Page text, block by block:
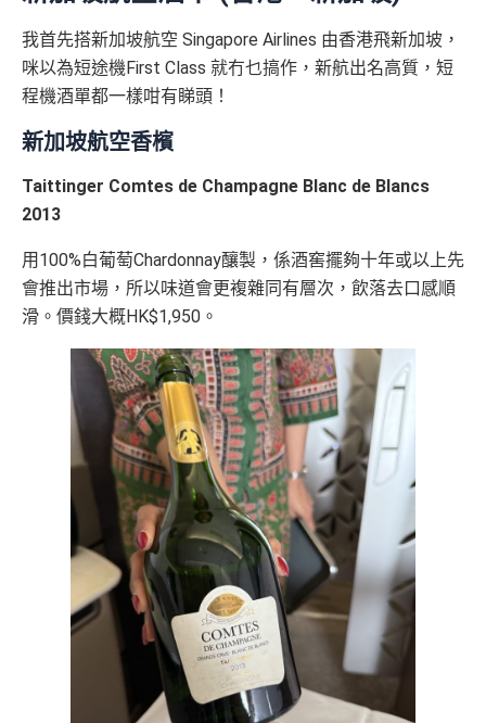
我首先搭新加坡航空 Singapore Airlines 由香港飛新加坡，
咪以為短途機First Class 就冇乜搞作，新航出名高質，短
程機酒單都一樣咁有睇頭！
新加坡航空香檳
Taittinger Comtes de Champagne Blanc de Blancs
2013
用100%白葡萄Chardonnay釀製，係酒窖擺夠十年或以上先
會推出市場，所以味道會更複雜同有層次，飲落去口感順
滑。價錢大概HK$1,950。